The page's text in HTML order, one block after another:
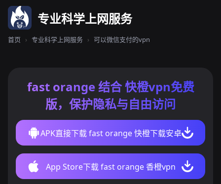
专业科学上网服务
首页 › 专业科学上网服务 › 可以微信支付的vpn
fast orange 结合 快橙vpn免费
版，保护隐私与自由访问
APK直接下载 fast orange 快橙下载安卓
App Store下载 fast orange 香橙vpn